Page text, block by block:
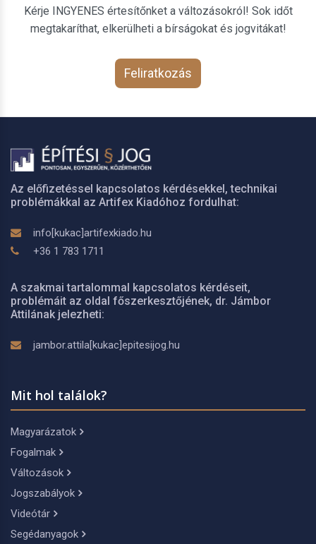
Kérje INGYENES értesítőnket a változásokról! Sok időt
megtakaríthat, elkerülheti a bírságokat és jogvitákat!
Feliratkozás
Az előfizetéssel kapcsolatos kérdésekkel, technikai
problémákkal az Artifex Kiadóhoz fordulhat:
info[kukac]artifexkiado.hu
+36 1 783 1711
A szakmai tartalommal kapcsolatos kérdéseit,
problémáit az oldal főszerkesztőjének, dr. Jámbor
Attilának jelezheti:
jambor.attila[kukac]epitesijog.hu
Mit hol találok?
Magyarázatok
Fogalmak
Változások
Jogszabályok
Videótár
Segédanyagok